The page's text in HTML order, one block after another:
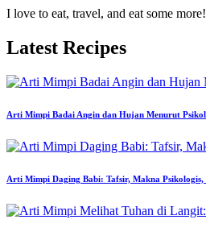
I love to eat, travel, and eat some
Latest Recipes
Arti Mimpi Badai Angin dan Hujan Menurut
Arti Mimpi Daging Babi: Tafsir, Makna Psikologis,